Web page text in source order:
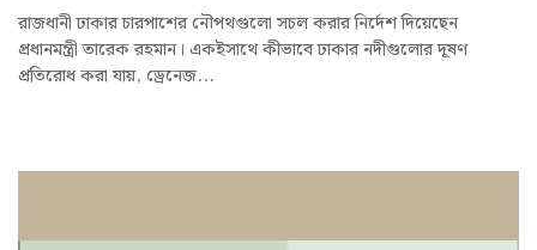
রাজধানী ঢাকার চারপাশের নৌপথগুলো সচল করার নির্দেশ দিয়েছেন
প্রধানমন্ত্রী তারেক রহমান। একইসাথে কীভাবে ঢাকার নদীগুলোর দূষণ
প্রতিরোধ করা যায়, ড্রেনেজ...